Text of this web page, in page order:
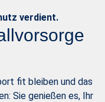
verdient.
fit bleiben und das
Sie genießen es, Ihr